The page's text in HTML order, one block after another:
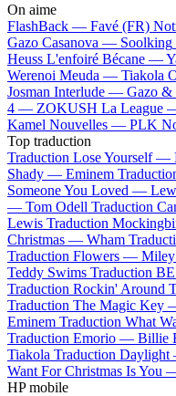
On aime
FlashBack — Favé (FR)
Gazo Casanova — Soolking
Heuss L'enfoiré Bécane —
Werenoi Meuda — Tiakola
Josman Interlude — Gazo &
4 — ZOKUSH La League
Kamel Nouvelles — PLK
Top traduction
Traduction Lose Yourself —
Shady — Eminem
Someone You Loved —
— Tom Odell Traduction
Lewis Traduction
Christmas — Wham
Traduction Flowers —
Teddy Swims Traduction
Traduction Rockin' Around
Traduction The Magic Key
Eminem Traduction What
Traduction Emorio — Billie
Tiakola Traduction
Want For Christmas Is You
HP mobile